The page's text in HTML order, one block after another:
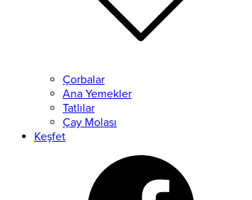
Çorbalar
Ana Yemekler
Tatlılar
Çay Molası
Keşfet